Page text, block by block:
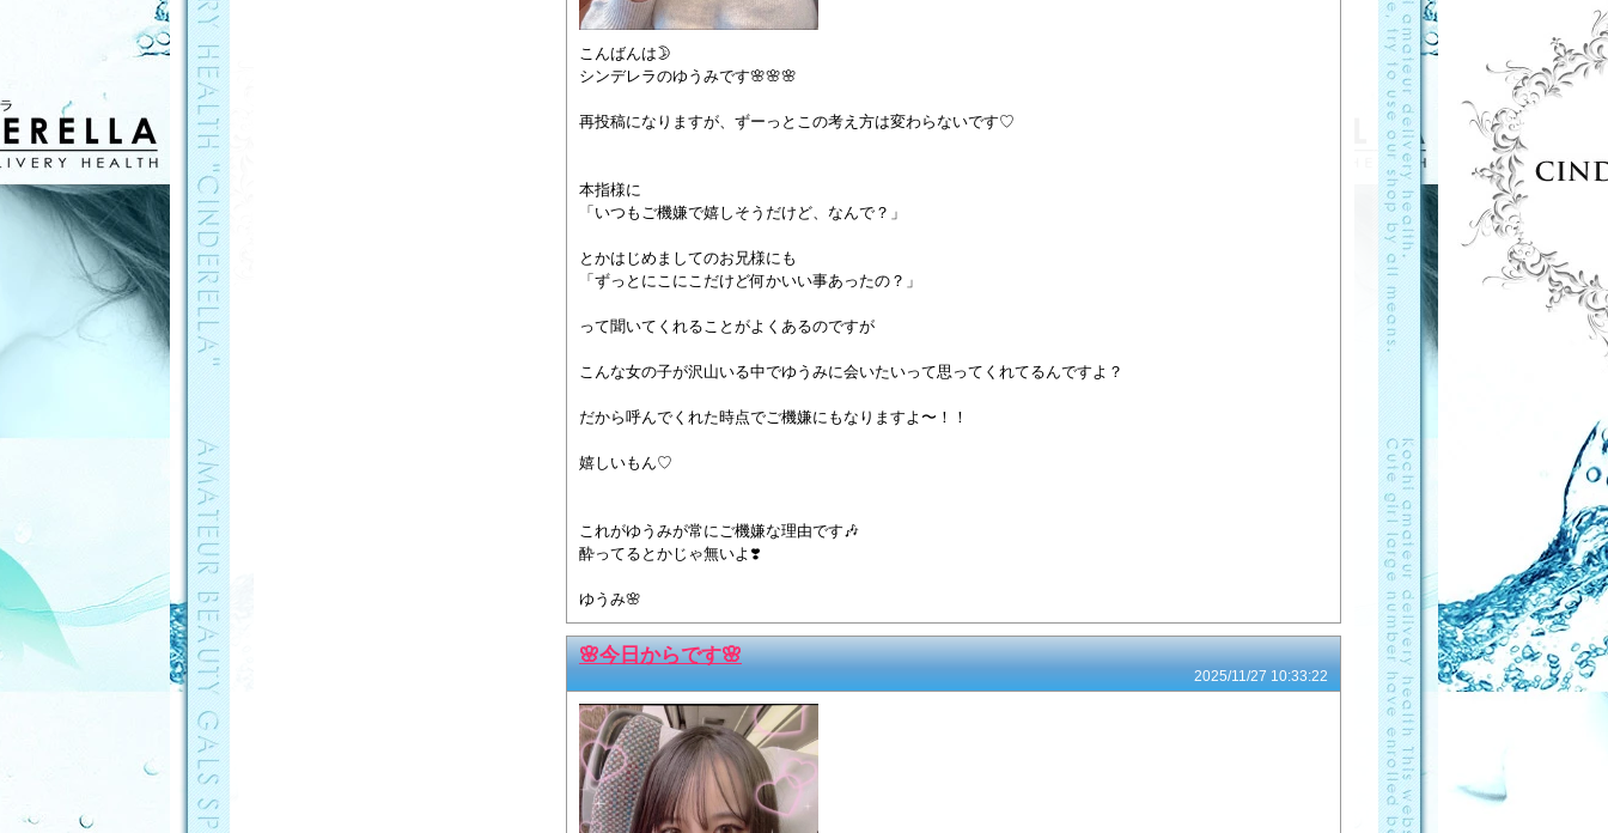
こんばんは🌛
シンデレラのゆうみです🌸🌸🌸
再投稿になりますが、ずーっとこの考え方は変わらないです♡
本指様に
「いつもご機嫌で嬉しそうだけど、なんで？」
とかはじめましてのお兄様にも
「ずっとにこにこだけど何かいい事あったの？」
って聞いてくれることがよくあるのですが
こんな女の子が沢山いる中でゆうみに会いたいって思ってくれてるんですよ？
だから呼んでくれた時点でご機嫌にもなりますよ〜！！
嬉しいもん♡
これがゆうみが常にご機嫌な理由です🎶
酔ってるとかじゃ無いよ❣️
ゆうみ🌸
🌸今日からです🌸
2025/11/27 10:33:22